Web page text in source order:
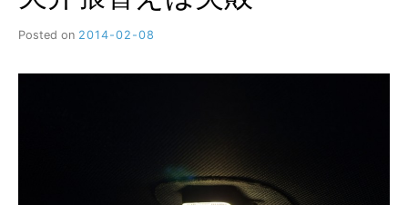
Posted on 2014-02-08
M